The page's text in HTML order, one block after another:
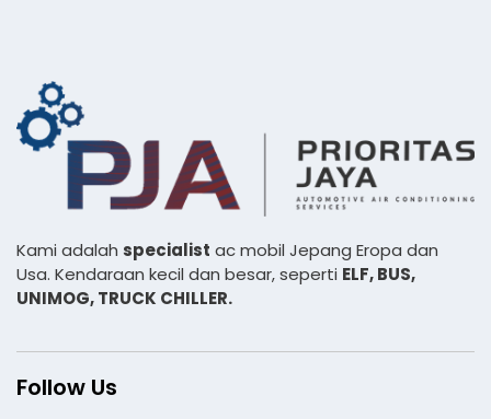
Kami adalah specialist ac mobil Jepang Eropa dan
Usa. Kendaraan kecil dan besar, seperti ELF, BUS,
UNIMOG, TRUCK CHILLER.
Follow Us